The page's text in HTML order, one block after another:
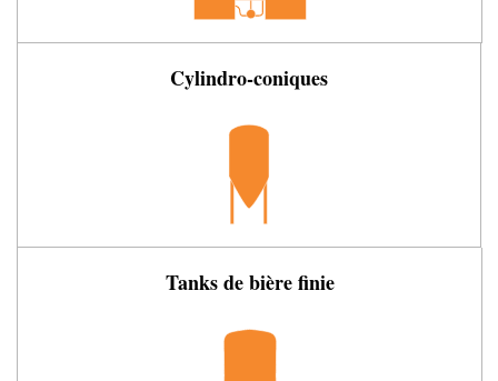
Cylindro-coniques
Tanks de bière finie